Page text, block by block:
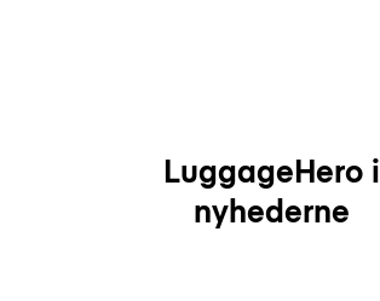
LuggageHero i
nyhederne